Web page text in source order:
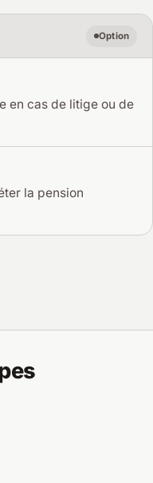
Option
en cas de litige ou de
la pension